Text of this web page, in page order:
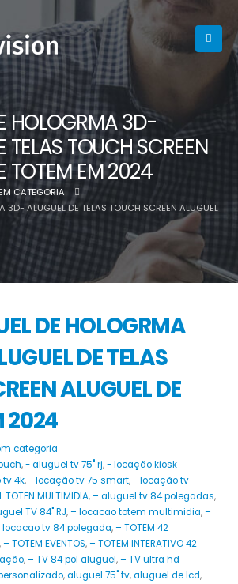
HOLOGRMA 3D-
TELAS TOUCH SCREEN
TOTEM EM 2024
CATEGORIA
3D- ALUGUEL DE TELAS TOUCH SCREEN ALUGUEL
DE HOLOGRMA
DE TELAS
ALUGUEL DE
2024
categoria
,- aluguel tv 75" rj,- locação kiosk
4k,- locação tv 75 smart,- locação tv
TOTEN MULTIMIDIA,– aluguel tv 84 polegadas,
TV 84" RJ,– locacao totem multimidia,–
locacao tv 84 polegada,– TOTEM 42
,– TOTEM EVENTOS,– TOTEM INTERATIVO 42
,– TV 84 pol aluguel,– TV ultra hd
,aluguel 75" tv,aluguel de lcd,